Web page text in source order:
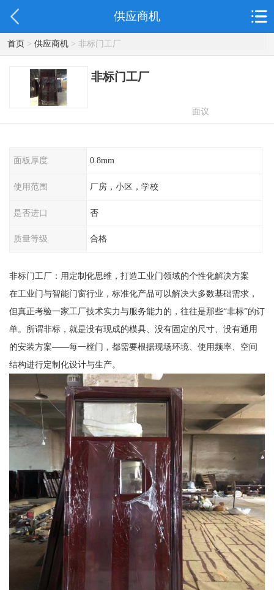
供应商机
首页> 供应商机> 非标门工厂
非标门工厂
面议
面板厚度 0.8mm
使用范围 厂房，小区，学校
是否进口 否
质量等级 合格
非标门工厂：用定制化思维，打造工业门领域的个性化解决方案
在工业门与智能门窗行业，标准化产品可以解决大多数基础需求，
但真正考验一家工厂技术实力与服务能力的，往往是那些“非标”的订
单。所谓非标，就是没有现成的模具、没有固定的尺寸、没有通用
的安装方案——每一樘门，都需要根据现场环境、使用频率、空间
结构进行定制化设计与生产。